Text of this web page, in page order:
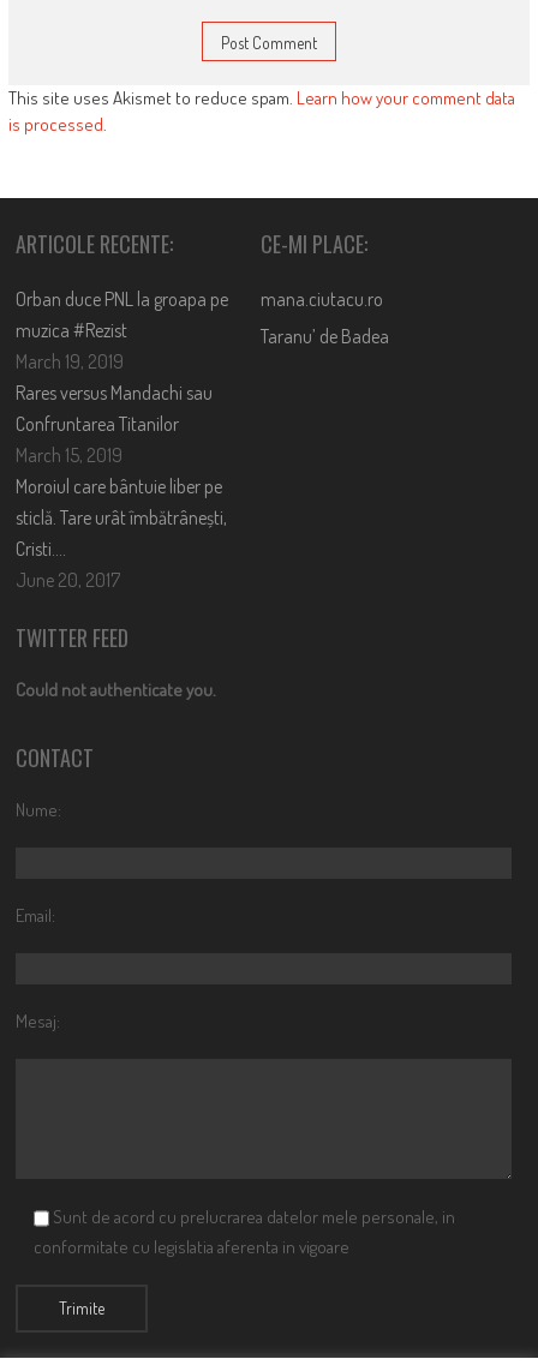
This site uses Akismet to reduce spam. Learn how your comment data
is processed.
ARTICOLE RECENTE:
Orban duce PNL la groapa pe
muzica #Rezist
March 19, 2019
Rares versus Mandachi sau
Confruntarea Titanilor
March 15, 2019
Moroiul care bântuie liber pe
sticlă. Tare urât îmbătrânești,
Cristi….
June 20, 2017
CE-MI PLACE:
mana.ciutacu.ro
Taranu’ de Badea
TWITTER FEED
Could not authenticate you.
CONTACT
Nume:
Email:
Mesaj:
Sunt de acord cu prelucrarea datelor mele personale, in
conformitate cu legislatia aferenta in vigoare